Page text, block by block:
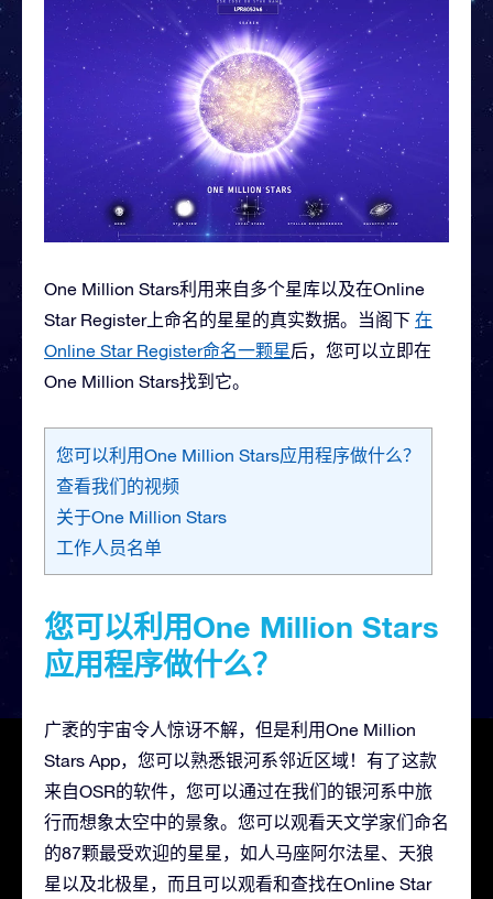
One Million Stars利用来自多个星库以及在Online
Star Register上命名的星星的真实数据。当阁下 在
Online Star Register命名一颗星后，您可以立即在
One Million Stars找到它。
您可以利用One Million Stars应用程序做什么？
查看我们的视频
关于One Million Stars
工作人员名单
您可以利用One Million Stars
应用程序做什么？
广袤的宇宙令人惊讶不解，但是利用One Million
Stars App，您可以熟悉银河系邻近区域！有了这款
来自OSR的软件，您可以通过在我们的银河系中旅
行而想象太空中的景象。您可以观看天文学家们命名
的87颗最受欢迎的星星，如人马座阿尔法星、天狼
星以及北极星，而且可以观看和查找在Online Star